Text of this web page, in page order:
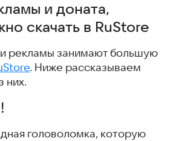
и доната,
скачать в RuStore
рекламы занимают большую
. Ниже рассказываем
них.
головоломка, которую